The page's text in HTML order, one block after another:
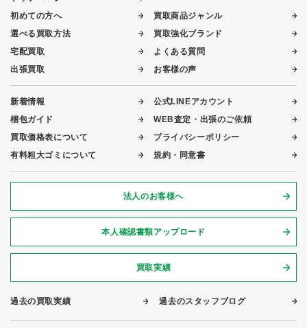
初めての方へ
選べる買取方法
宅配買取
出張買取
買取商品ジャンル
買取強化ブランド
よくある質問
お客様の声
新着情報
梱包ガイド
買取価格表について
有料粗大ゴミについて
公式LINEアカウント
WEB査定・出張のご依頼
プライバシーポリシー
規約・同意書
法人のお客様へ
本人確認書類アップロード
買取実績
過去の買取実績 過去のスタッフブログ